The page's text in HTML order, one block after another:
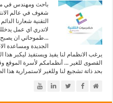
باحث ومهندس في
شغوف في عالم
التقنية شعارنا
لاتدري اي عمل
...طموحاتي ان يصبح
الجديدة ومساعدة
يرغب الانظمام لنا يفيذ ويستفيذ ليكبر هذا
القصوى للغير ... أنظمامكم لأسرة الموقع
بحد ذاتة تشجيع لنا وللغير لاستمرارية هذا